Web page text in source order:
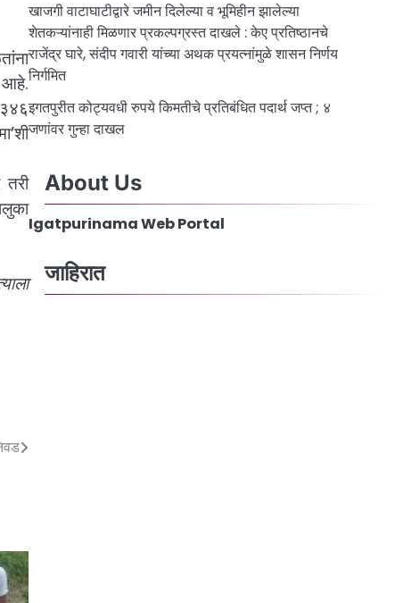
आहे.
खाजगी वाटाघाटीद्वारे जमीन दिलेल्या व भूमिहीन झालेल्या
शेतकऱ्यांनाही मिळणार प्रकल्पग्रस्त दाखले : केए प्रतिष्ठानचे
राजेंद्र घारे, संदीप गवारी यांच्या अथक प्रयत्नांमुळे शासन निर्णय
निर्गमित
इगतपुरीत कोट्यवधी रुपये किमतीचे प्रतिबंधित पदार्थ जप्त ; ४
जणांवर गुन्हा दाखल
About Us
Igatpurinama Web Portal
जाहिरात